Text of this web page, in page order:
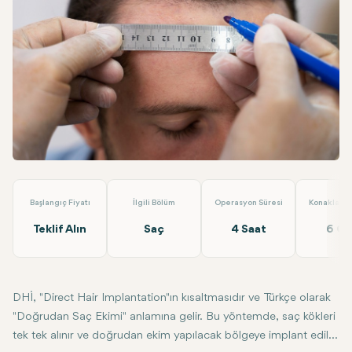
Linkedin
WhatsApp
Telegram
E-posta
Başlangıç Fiyatı
Teklif Alın
İlgili Bölüm
Saç
Operasyon Süresi
4 Saat 6
DHİ, "Direct Hair Implantation"ın kısaltmasıdır ve Türkçe olarak
"Doğrudan Saç Ekimi" anlamına gelir. Bu yöntemde, saç kökleri
tek tek alınır ve doğrudan ekim yapılacak bölgeye implant edilir.